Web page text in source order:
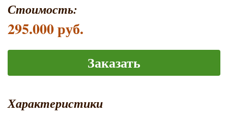
Стоимость:
295.000 руб.
Заказать
Характеристики